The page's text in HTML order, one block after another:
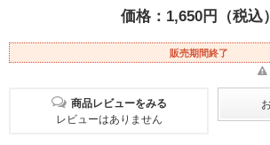
価格：1,650円（税込）
販売期間終了
商品レビューをみる
レビューはありません